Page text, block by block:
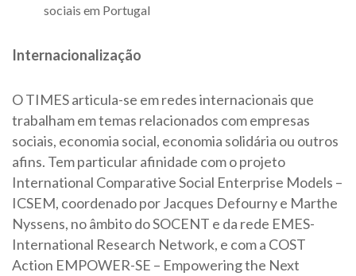
sociais em Portugal
Internacionalização
O TIMES articula-se em redes internacionais que
trabalham em temas relacionados com empresas
sociais, economia social, economia solidária ou outros
afins. Tem particular afinidade com o projeto
International Comparative Social Enterprise Models –
ICSEM, coordenado por Jacques Defourny e Marthe
Nyssens, no âmbito do SOCENT e da rede EMES-
International Research Network, e com a COST
Action EMPOWER-SE – Empowering the Next